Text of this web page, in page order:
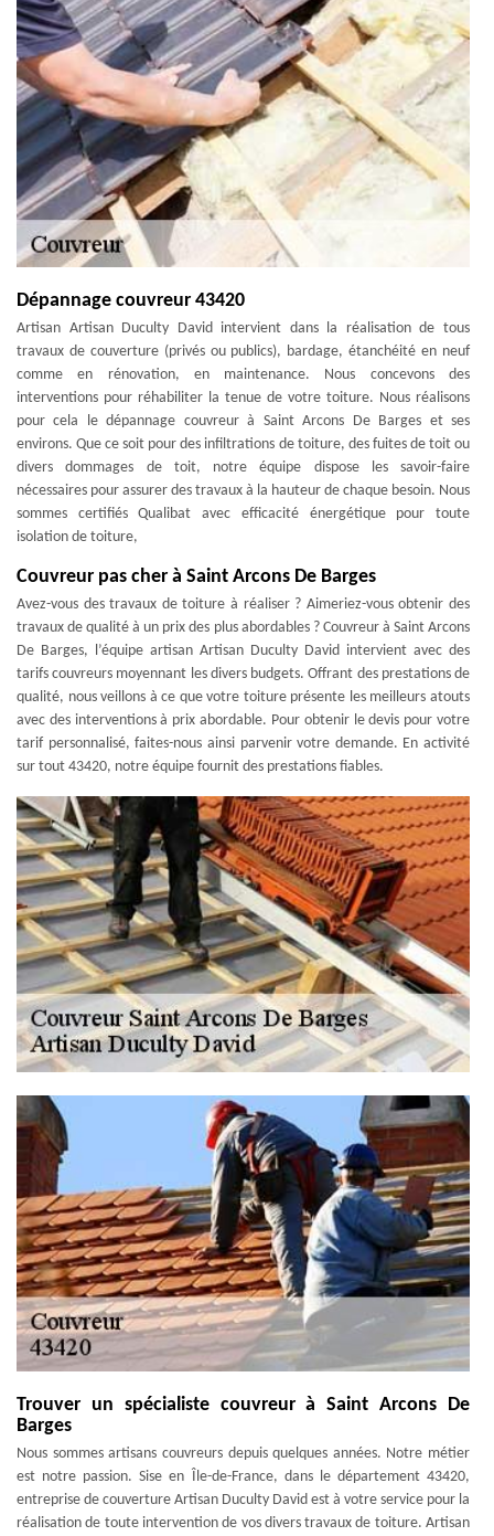
Dépannage couvreur 43420
Artisan Artisan Duculty David intervient dans la réalisation de tous
travaux de couverture (privés ou publics), bardage, étanchéité en neuf
comme en rénovation, en maintenance. Nous concevons des
interventions pour réhabiliter la tenue de votre toiture. Nous réalisons
pour cela le dépannage couvreur à Saint Arcons De Barges et ses
environs. Que ce soit pour des infiltrations de toiture, des fuites de toit ou
divers dommages de toit, notre équipe dispose les savoir-faire
nécessaires pour assurer des travaux à la hauteur de chaque besoin. Nous
sommes certifiés Qualibat avec efficacité énergétique pour toute
isolation de toiture,
Couvreur pas cher à Saint Arcons De Barges
Avez-vous des travaux de toiture à réaliser ? Aimeriez-vous obtenir des
travaux de qualité à un prix des plus abordables ? Couvreur à Saint Arcons
De Barges, l’équipe artisan Artisan Duculty David intervient avec des
tarifs couvreurs moyennant les divers budgets. Offrant des prestations de
qualité, nous veillons à ce que votre toiture présente les meilleurs atouts
avec des interventions à prix abordable. Pour obtenir le devis pour votre
tarif personnalisé, faites-nous ainsi parvenir votre demande. En activité
sur tout 43420, notre équipe fournit des prestations fiables.
Trouver un spécialiste couvreur à Saint Arcons De
Barges
Nous sommes artisans couvreurs depuis quelques années. Notre métier
est notre passion. Sise en Île-de-France, dans le département 43420,
entreprise de couverture Artisan Duculty David est à votre service pour la
réalisation de toute intervention de vos divers travaux de toiture. Artisan